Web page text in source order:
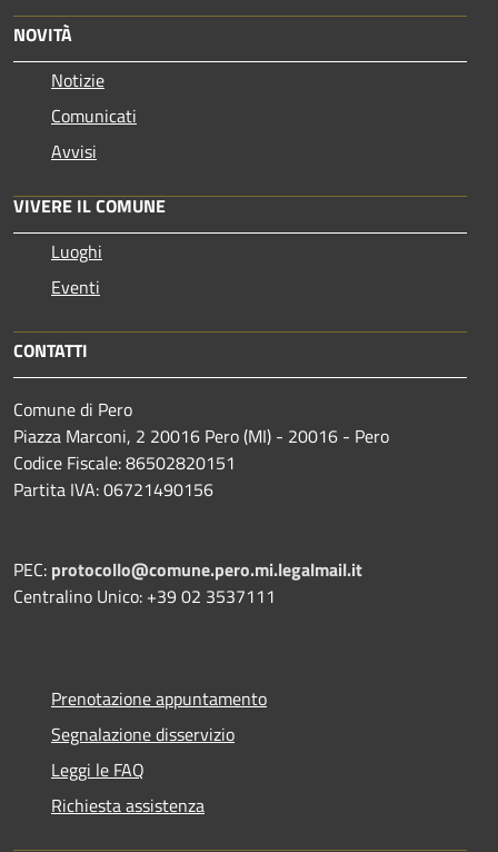
NOVITÀ
Notizie
Comunicati
Avvisi
VIVERE IL COMUNE
Luoghi
Eventi
CONTATTI
Comune di Pero
Piazza Marconi, 2 20016 Pero (MI) - 20016 - Pero
Codice Fiscale: 86502820151
Partita IVA: 06721490156
PEC: protocollo@comune.pero.mi.legalmail.it
Centralino Unico: +39 02 3537111
Prenotazione appuntamento
Segnalazione disservizio
Leggi le FAQ
Richiesta assistenza